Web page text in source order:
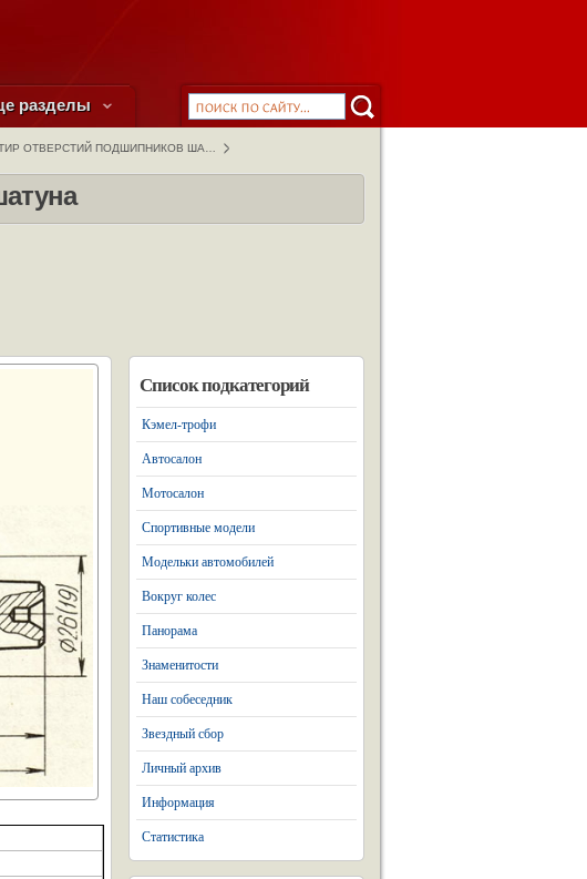
разделы
ОТВЕРСТИЙ ПОДШИПНИКОВ ША…
Список подкатегорий
Кэмел-трофи
Автосалон
Мотосалон
Спортивные модели
Модельки автомобилей
Вокруг колес
Панорама
Знаменитости
Наш собеседник
Звездный сбор
Личный архив
Информация
Статистика